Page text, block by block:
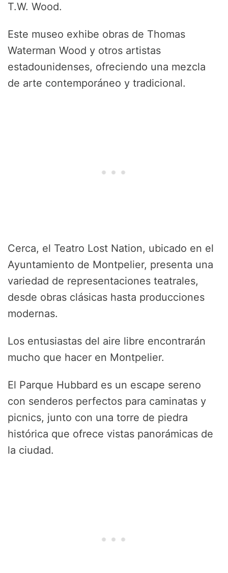
T.W. Wood.
Este museo exhibe obras de Thomas
Waterman Wood y otros artistas
estadounidenses, ofreciendo una mezcla
de arte contemporáneo y tradicional.
Cerca, el Teatro Lost Nation, ubicado en el
Ayuntamiento de Montpelier, presenta una
variedad de representaciones teatrales,
desde obras clásicas hasta producciones
modernas.
Los entusiastas del aire libre encontrarán
mucho que hacer en Montpelier.
El Parque Hubbard es un escape sereno
con senderos perfectos para caminatas y
picnics, junto con una torre de piedra
histórica que ofrece vistas panorámicas de
la ciudad.